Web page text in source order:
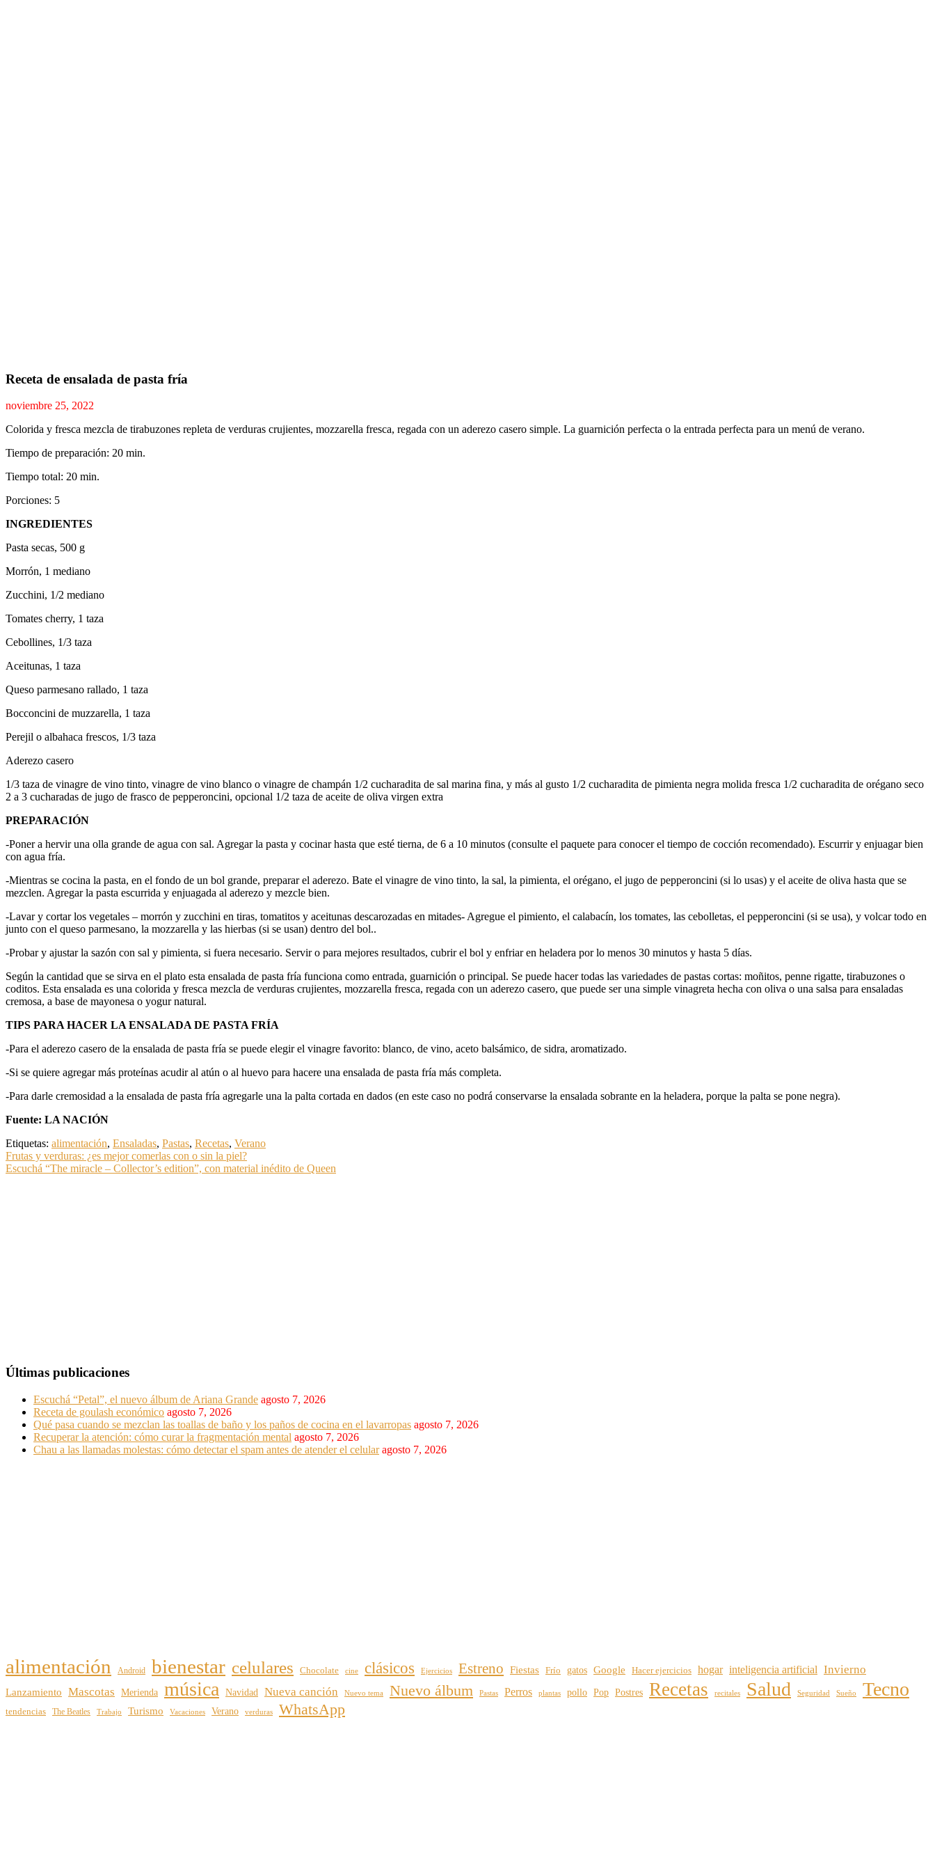
Receta de ensalada de pasta fría
noviembre 25, 2022
Colorida y fresca mezcla de tirabuzones repleta de verduras crujientes, mozzarella fresca, regada con un aderezo casero simple. La guarnición perfecta o la entrada perfecta para un menú de verano.
Tiempo de preparación: 20 min.
Tiempo total: 20 min.
Porciones: 5
INGREDIENTES
Pasta secas, 500 g
Morrón, 1 mediano
Zucchini, 1/2 mediano
Tomates cherry, 1 taza
Cebollines, 1/3 taza
Aceitunas, 1 taza
Queso parmesano rallado, 1 taza
Bocconcini de muzzarella, 1 taza
Perejil o albahaca frescos, 1/3 taza
Aderezo casero
1/3 taza de vinagre de vino tinto, vinagre de vino blanco o vinagre de champán 1/2 cucharadita de sal marina fina, y más al gusto 1/2 cucharadita de pimienta negra molida fresca 1/2 cucharadita de orégano seco
2 a 3 cucharadas de jugo de frasco de pepperoncini, opcional 1/2 taza de aceite de oliva virgen extra
PREPARACIÓN
-Poner a hervir una olla grande de agua con sal. Agregar la pasta y cocinar hasta que esté tierna, de 6 a 10 minutos (consulte el paquete para conocer el tiempo de cocción recomendado). Escurrir y enjuagar bien
con agua fría.
-Mientras se cocina la pasta, en el fondo de un bol grande, preparar el aderezo. Bate el vinagre de vino tinto, la sal, la pimienta, el orégano, el jugo de pepperoncini (si lo usas) y el aceite de oliva hasta que se
mezclen. Agregar la pasta escurrida y enjuagada al aderezo y mezcle bien.
-Lavar y cortar los vegetales – morrón y zucchini en tiras, tomatitos y aceitunas descarozadas en mitades- Agregue el pimiento, el calabacín, los tomates, las cebolletas, el pepperoncini (si se usa), y volcar todo en
junto con el queso parmesano, la mozzarella y las hierbas (si se usan) dentro del bol..
-Probar y ajustar la sazón con sal y pimienta, si fuera necesario. Servir o para mejores resultados, cubrir el bol y enfriar en heladera por lo menos 30 minutos y hasta 5 días.
Según la cantidad que se sirva en el plato esta ensalada de pasta fría funciona como entrada, guarnición o principal. Se puede hacer todas las variedades de pastas cortas: moñitos, penne rigatte, tirabuzones o
coditos. Esta ensalada es una colorida y fresca mezcla de verduras crujientes, mozzarella fresca, regada con un aderezo casero, que puede ser una simple vinagreta hecha con oliva o una salsa para ensaladas
cremosa, a base de mayonesa o yogur natural.
TIPS PARA HACER LA ENSALADA DE PASTA FRÍA
-Para el aderezo casero de la ensalada de pasta fría se puede elegir el vinagre favorito: blanco, de vino, aceto balsámico, de sidra, aromatizado.
-Si se quiere agregar más proteínas acudir al atún o al huevo para hacere una ensalada de pasta fría más completa.
-Para darle cremosidad a la ensalada de pasta fría agregarle una la palta cortada en dados (en este caso no podrá conservarse la ensalada sobrante en la heladera, porque la palta se pone negra).
Fuente: LA NACIÓN
Etiquetas: alimentación, Ensaladas, Pastas, Recetas, Verano
Frutas y verduras: ¿es mejor comerlas con o sin la piel?
Escuchá “The miracle – Collector’s edition”, con material inédito de Queen
Últimas publicaciones
Escuchá “Petal”, el nuevo álbum de Ariana Grande agosto 7, 2026
Receta de goulash económico agosto 7, 2026
Qué pasa cuando se mezclan las toallas de baño y los paños de cocina en el lavarropas agosto 7, 2026
Recuperar la atención: cómo curar la fragmentación mental agosto 7, 2026
Chau a las llamadas molestas: cómo detectar el spam antes de atender el celular agosto 7, 2026
alimentación Android bienestar celulares Chocolate cine clásicos Ejercicios Estreno Fiestas Frío gatos Google Hacer ejercicios hogar inteligencia artificial Invierno
Lanzamiento Mascotas Merienda música Navidad Nueva canción Nuevo tema Nuevo álbum Pastas Perros plantas pollo Pop Postres Recetas recitales Salud Seguridad Sueño Tecno
tendencias The Beatles Trabajo Turismo Vacaciones Verano verduras WhatsApp